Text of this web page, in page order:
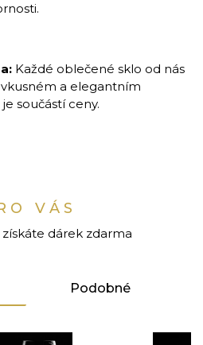
Každé oblečené sklo od nás
a elegantním
součástí ceny.
VÁS
dárek zdarma
Podobné